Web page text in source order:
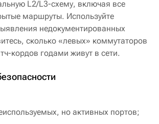
L2/L3-схему, включая все
маршруты. Используйте
недокументированных
сколько «левых» коммутаторов
кордов годами живут в сети.
но активных портов;